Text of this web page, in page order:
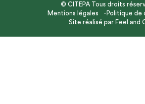
© CITEPA Tous droits
Mentions légales
Politique de
Site réalisé par Feel and